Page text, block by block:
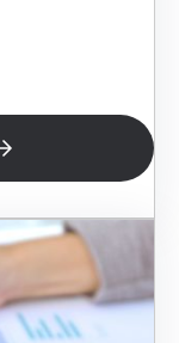
180,00 zł.150,00 zł.